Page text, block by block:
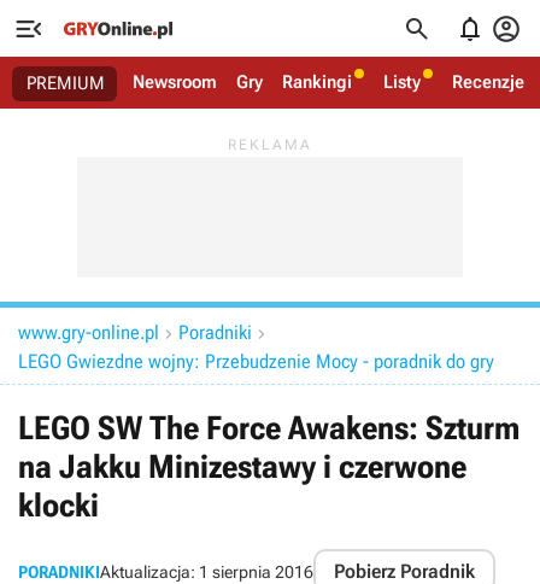
   
PREMIUM Newsroom Gry Rankingi Listy Recenzje
www.gry-online.pl  Poradniki 
LEGO Gwiezdne wojny: Przebudzenie Mocy - poradnik do gry
LEGO SW The Force Awakens: Szturm
na Jakku Minizestawy i czerwone
klocki
PORADNIKIAktualizacja: 1 sierpnia 2016 Pobierz Poradnik